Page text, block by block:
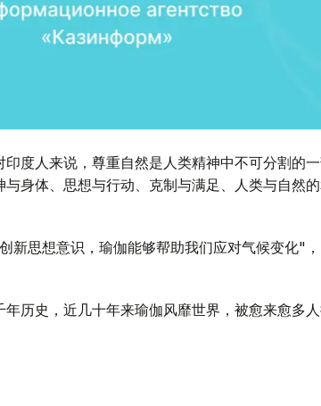
度人来说，尊重自然是人类精神中不可分割的
身体、思想与行动、克制与满足、人类与自然
新思想意识，瑜伽能够帮助我们应对气候变化"
历史，近几十年来瑜伽风靡世界，被愈来愈多